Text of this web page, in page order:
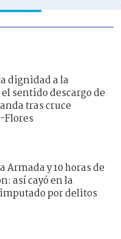
dignidad a la
sentido descargo de
tras cruce
Armada y 10 horas de
así cayó en la
por delitos